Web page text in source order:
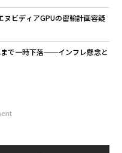
ビディアGPUの密輸計画容疑
で一時下落──インフレ懸念と